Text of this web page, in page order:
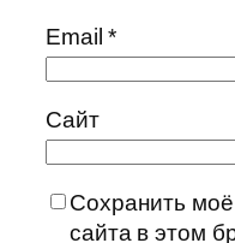
Email*
Сайт
Сохранить
сайта в этом